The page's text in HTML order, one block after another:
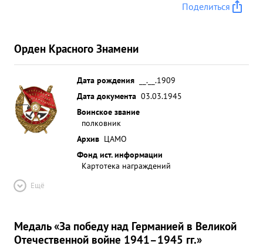
Поделиться
Орден Красного Знамени
Дата рождения
__.__.1909
Дата документа 03.03.1945
Воинское звание
полковник
Архив ЦАМО
Фонд ист. информации
Картотека награждений
Ещё
Медаль «За победу над Германией в Великой
Отечественной войне 1941–1945 гг.»